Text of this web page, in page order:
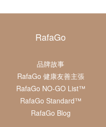
RafaGo
品牌故事
RafaGo 健康友善主張
RafaGo NO-GO List™
RafaGo Standard™
RafaGo Blog